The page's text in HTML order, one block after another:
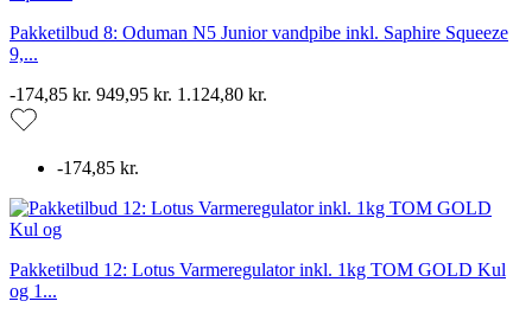
Pakketilbud 8: Oduman N5 Junior vandpibe inkl. Saphire Squeeze
9,...
-174,85 kr. 949,95 kr. 1.124,80 kr.
-174,85 kr.
Pakketilbud 12: Lotus Varmeregulator inkl. 1kg TOM GOLD Kul
og 1...